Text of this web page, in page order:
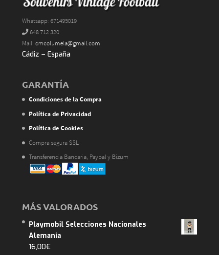
Whatsapp: 671495019
648 712 320
Mail: cmcolumela@gmail.com
Cádiz – España
GARANTÍA
Condiciones de la Compra
Política de Privacidad
Política de Cookies
Compra segura SSL
Transferencia Bancaria, Paypal y Bizum
MÁS VALORADOS
Playmobil Selecciones Nacionales
Alemania
16,00€